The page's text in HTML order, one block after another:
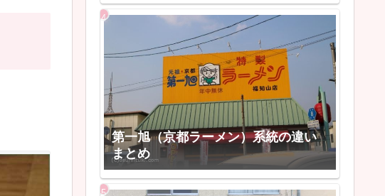
第一旭（京都ラーメン）系統の違い
まとめ